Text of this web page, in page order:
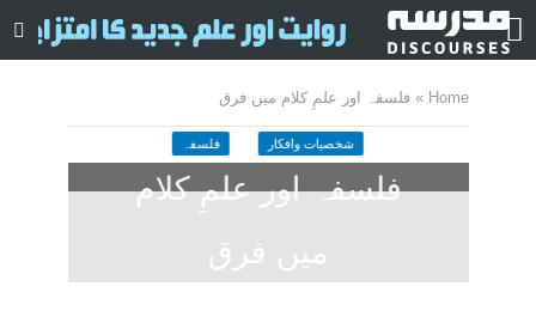
Home
»فلسفہ اور علمِ کلام میں فرق
شخصیات وافکار فلسفہ
فلسفہ اور علمِ کلام
میں فرق